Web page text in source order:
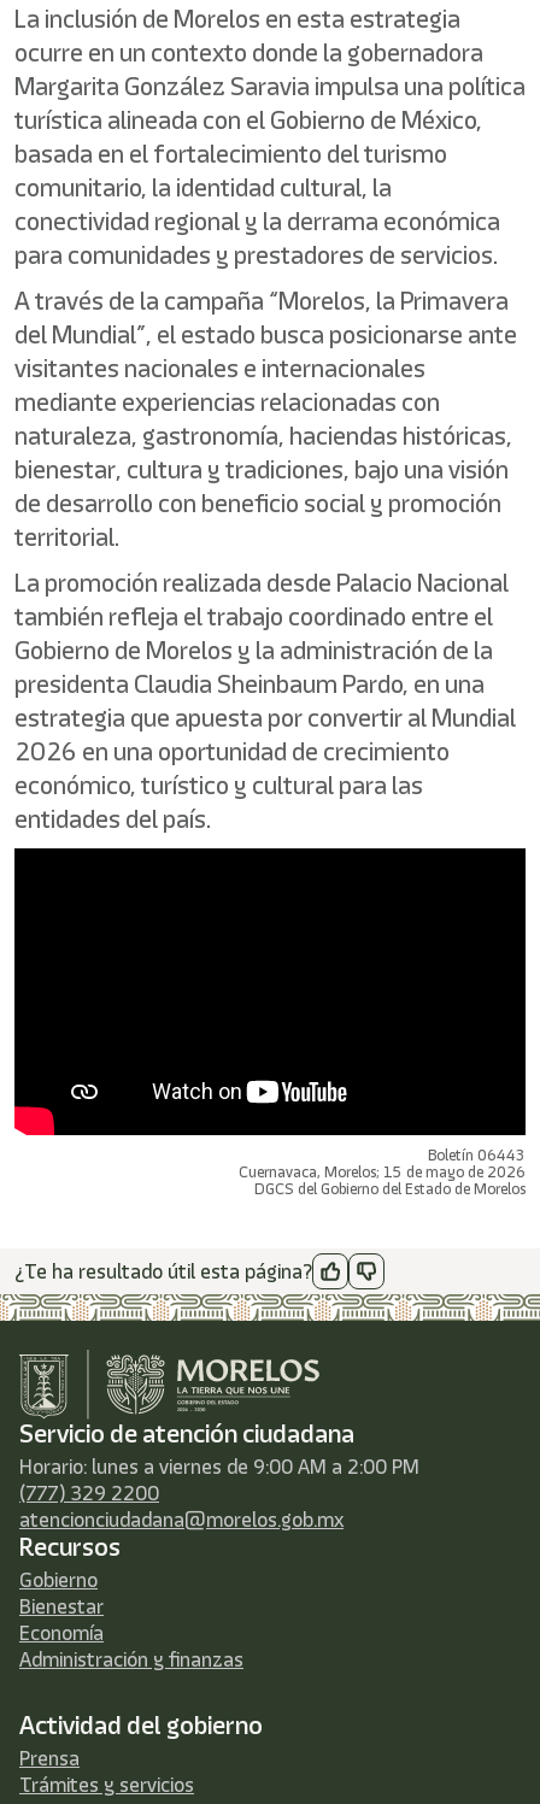
La inclusión de Morelos en esta estrategia
ocurre en un contexto donde la gobernadora
Margarita González Saravia impulsa una política
turística alineada con el Gobierno de México,
basada en el fortalecimiento del turismo
comunitario, la identidad cultural, la
conectividad regional y la derrama económica
para comunidades y prestadores de servicios.
A través de la campaña “Morelos, la Primavera
del Mundial”, el estado busca posicionarse ante
visitantes nacionales e internacionales
mediante experiencias relacionadas con
naturaleza, gastronomía, haciendas históricas,
bienestar, cultura y tradiciones, bajo una visión
de desarrollo con beneficio social y promoción
territorial.
La promoción realizada desde Palacio Nacional
también refleja el trabajo coordinado entre el
Gobierno de Morelos y la administración de la
presidenta Claudia Sheinbaum Pardo, en una
estrategia que apuesta por convertir al Mundial
2026 en una oportunidad de crecimiento
económico, turístico y cultural para las
entidades del país.
Boletín 06443
Cuernavaca, Morelos; 15 de mayo de 2026
DGCS del Gobierno del Estado de Morelos
¿Te ha resultado útil esta página?
Servicio de atención ciudadana
Horario: lunes a viernes de 9:00 AM a 2:00 PM
(777) 329 2200
atencionciudadana@morelos.gob.mx
Recursos
Gobierno
Bienestar
Economía
Administración y finanzas
Actividad del gobierno
Prensa
Trámites y servicios